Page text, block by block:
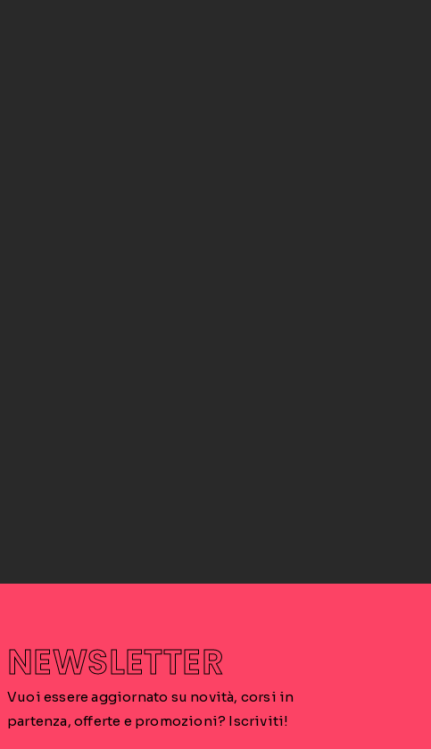
NEWSLETTER
Vuoi essere aggiornato su novità, corsi in
partenza, offerte e promozioni? Iscriviti!